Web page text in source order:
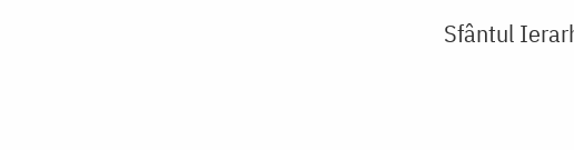
Sfântul